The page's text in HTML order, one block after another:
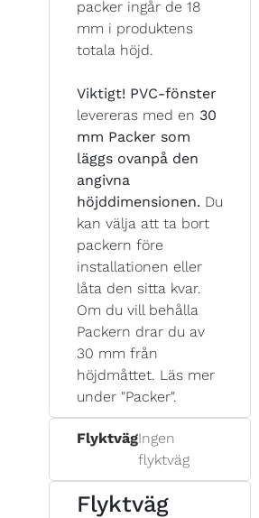
packer ingår de 18
mm i produktens
totala höjd.
Viktigt! PVC-fönster
levereras med en 30
mm Packer som
läggs ovanpå den
angivna
höjddimensionen. Du
kan välja att ta bort
packern före
installationen eller
låta den sitta kvar.
Om du vill behålla
Packern drar du av
30 mm från
höjdmåttet. Läs mer
under "Packer".
FlyktvägIngen
flyktväg
Flyktväg